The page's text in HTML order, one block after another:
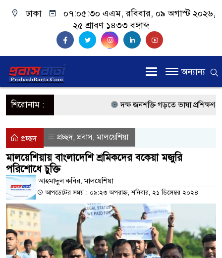
ঢাকা ০৭:০৫:৩০ এএম, রবিবার, ০৯ অগাস্ট ২০২৬,
২৫ শ্রাবণ ১৪৩৩ বঙ্গাব্দ
অন্যান্য
শিরোনাম : দক্ষ জনশক্তি গড়তে ভাষা প্রশিক্ষণ
প্রধানমন্ত্রী
প্রবাসী কল্যাণমন্ত্রী সিলেটের
মালয়েশিয়ায় কর্মী পাঠাতে রিক্রুটিং
মালয়েশিয়া বিমানবন্দরে ভুয়া ভিসায়
বাংলাদেশিরা
মালয়েশিয়ায় নথি জালিয়াতির
প্রচ্ছদ প্রচ্ছদ, প্রবাস,মালয়েশিয়া
মালয়েশিয়ায় বাংলাদেশি শ্রমিকদের বকেয়া মজুরি
পরিশোধে চুক্তি
আহমাদুল কবির, মালয়েশিয়া
আপডেটের সময় : ০৯:২৩ অপরাহ্ন, শনিবার, ২১ ডিসেম্বর ২০২৪